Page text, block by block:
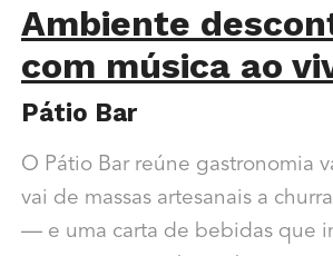
Ambiente
com música ao
Pátio Bar
O Pátio Bar reúne gastronomia
vai de massas artesanais a
— e uma carta de bebidas que